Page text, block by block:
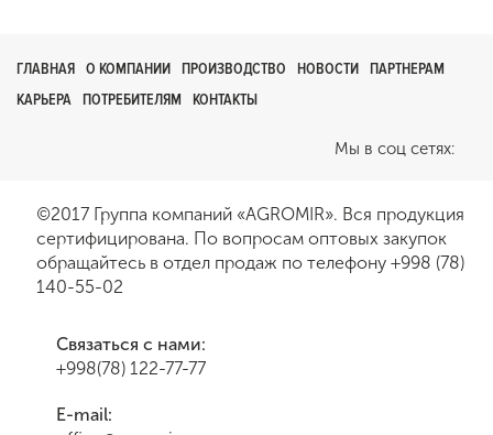
ГЛАВНАЯ О КОМПАНИИ ПРОИЗВОДСТВО НОВОСТИ
ПАРТНЕРАМ
КАРЬЕРА
ПОТРЕБИТЕЛЯМ КОНТАКТЫ
Мы в соц сетях:
©2017 Группа компаний «AGROMIR». Вся продукция
сертифицирована. По вопросам оптовых закупок
обращайтесь в отдел продаж по телефону +998 (78)
140-55-02
Связаться с нами:
+998(78) 122-77-77
E-mail: